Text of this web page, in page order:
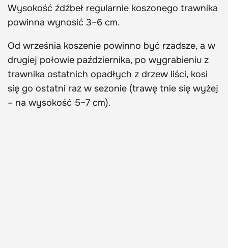
Wysokość źdźbeł regularnie koszonego trawnika
powinna wynosić 3–6 cm.
Od września koszenie powinno być rzadsze, a w
drugiej połowie października, po wygrabieniu z
trawnika ostatnich opadłych z drzew liści, kosi
się go ostatni raz w sezonie (trawę tnie się wyżej
– na wysokość 5–7 cm).